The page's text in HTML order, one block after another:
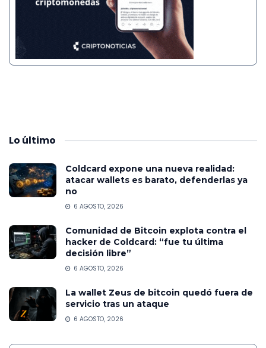
Lo último
Coldcard expone una nueva realidad:
atacar wallets es barato, defenderlas ya
no
6 AGOSTO, 2026
Comunidad de Bitcoin explota contra el
hacker de Coldcard: “fue tu última
decisión libre”
6 AGOSTO, 2026
La wallet Zeus de bitcoin quedó fuera de
servicio tras un ataque
6 AGOSTO, 2026